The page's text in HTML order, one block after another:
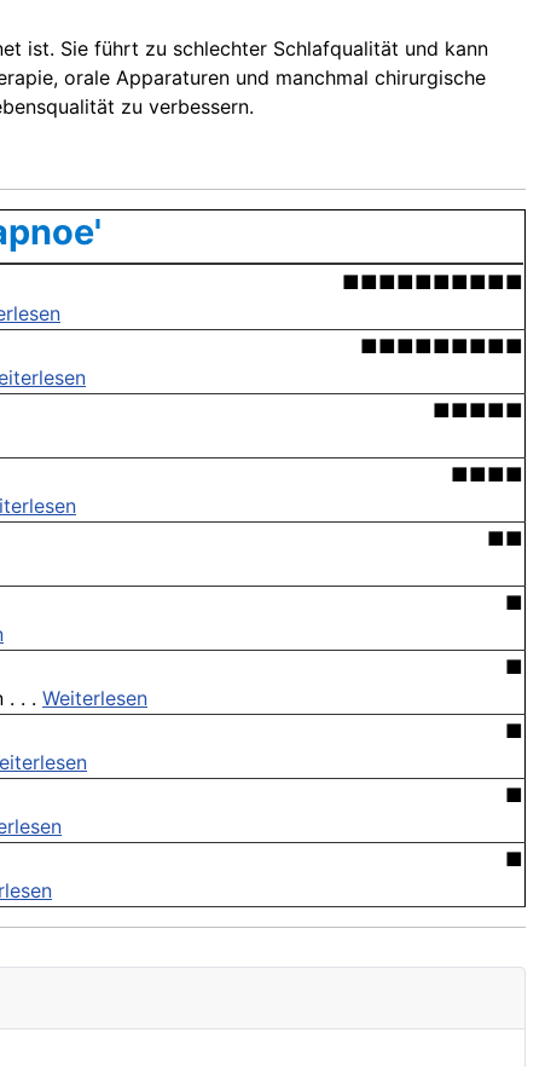
ist. Sie führt zu schlechter Schlafqualität und kann
orale Apparaturen und manchmal chirurgische
zu verbessern.
■■■■■■■■■■
■■■■■■■■■
■■■■■
■■■■
■■
■
■
. . . Weiterlesen
■
■
■